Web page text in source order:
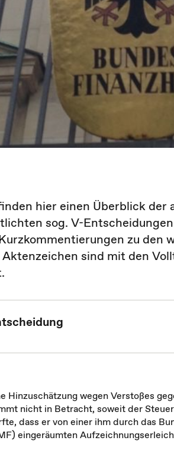
hier einen Überblick der
sog. V-
zu den
sind mit den
Hinzuschätzung wegen Verstoßes
nicht in Betracht, soweit der
dass er von einer ihm durch das
eingeräumten